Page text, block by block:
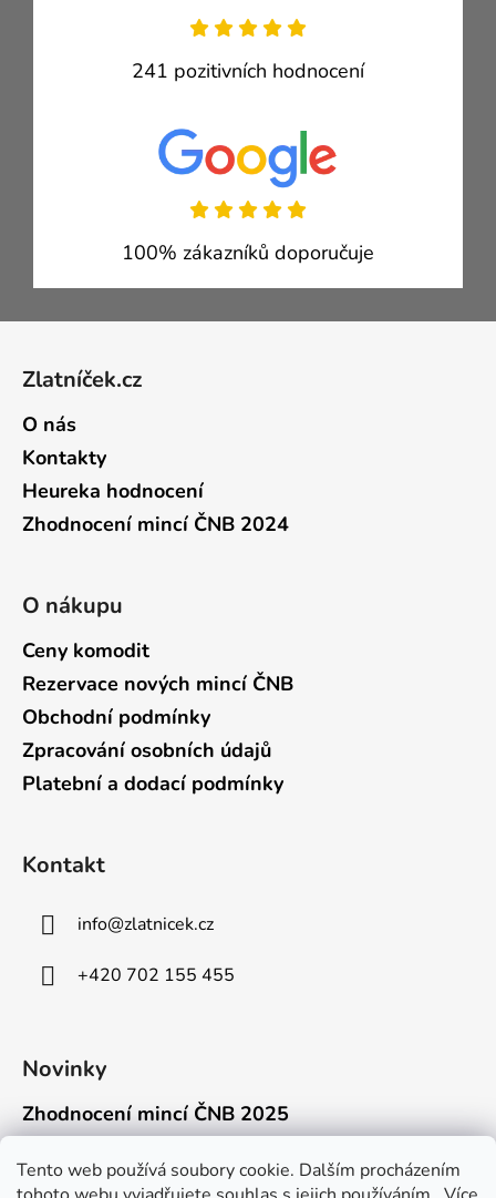
Tento web používá soubory cookie. Dalším procházením
241 pozitivních hodnocení
100% zákazníků doporučuje
Zlatníček.cz
O nás
Kontakty
Heureka hodnocení
Zhodnocení mincí ČNB 2024
O nákupu
Ceny komodit
Rezervace nových mincí ČNB
Obchodní podmínky
Zpracování osobních údajů
Platební a dodací podmínky
Kontakt
info@zlatnicek.cz
+420 702 155 455
Novinky
Zhodnocení mincí ČNB 2025
Připravili jsme pro vás jednoduchý a př...